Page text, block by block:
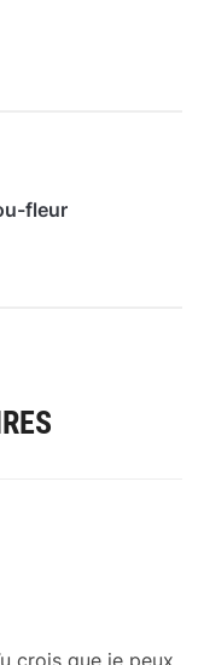
fleur
crois que je peux